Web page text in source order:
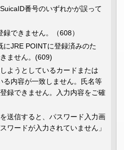
番号のいずれかが誤って
できません。（608）
にJRE POINTに登録済みのた
ません。(609)
ようとしているカードまたは
る内容が一致しません。氏名等
録できません。入力内容をご確
送信すると、パスワード入力画
ワードが入力されていません」